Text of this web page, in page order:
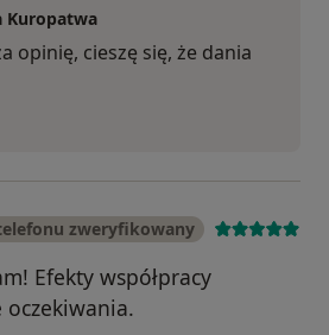
Kuropatwa
opinię, cieszę się, że dania
zweryfikowany
Efekty współpracy
oczekiwania.